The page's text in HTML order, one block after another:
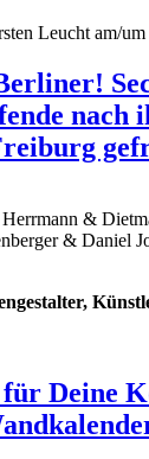
Leucht am/
nach
&
& Daniel
für Deine